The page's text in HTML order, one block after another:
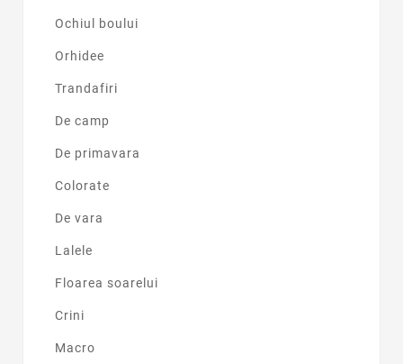
Ochiul boului
Orhidee
Trandafiri
De camp
De primavara
Colorate
De vara
Lalele
Floarea soarelui
Crini
Macro